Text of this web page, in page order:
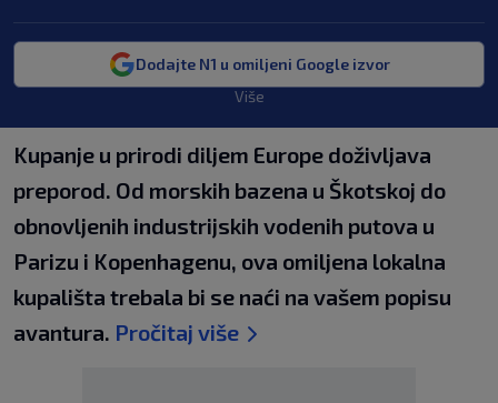
Dodajte N1 u omiljeni Google izvor
Više
Kupanje u prirodi diljem Europe doživljava
preporod. Od morskih bazena u Škotskoj do
obnovljenih industrijskih vodenih putova u
Parizu i Kopenhagenu, ova omiljena lokalna
kupališta trebala bi se naći na vašem popisu
avantura. Pročitaj više